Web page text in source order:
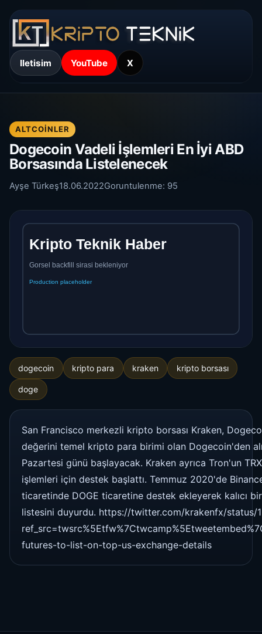
Iletisim YouTube X
ALTCOINLER
Dogecoin Vadeli İşlemleri En İyi ABD
Borsasında Listelenecek
Ayşe Türkeş18.06.2022Goruntulenme: 95
dogecoin kripto para kraken kripto borsası
doge
San Francisco merkezli kripto borsası Kraken,
değerini temel kripto para birimi olan Dogecoin'den
Pazartesi günü başlayacak. Kraken ayrıca Tron'un
işlemleri için destek başlattı. Temmuz 2020'de
ticaretinde DOGE ticaretine destek ekleyerek kalıcı
listesini duyurdu. https://twitter.com/krakenfx/status/
futures-to-list-on-top-us-exchange-details